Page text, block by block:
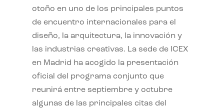
otoño en uno de los principales puntos
de encuentro internacionales para el
diseño, la arquitectura, la innovación y
las industrias creativas. La sede de ICEX
en Madrid ha acogido la presentación
oficial del programa conjunto que
reunirá entre septiembre y octubre
algunas de las principales citas del